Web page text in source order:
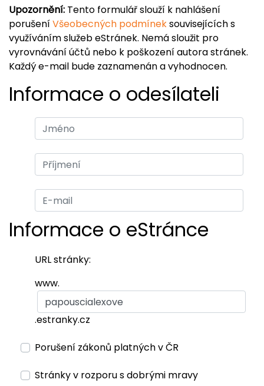
Upozornění: Tento formulář slouží k nahlášení
porušeníVšeobecných podmíneksouvisejících s
využíváním služeb eStránek. Nemá sloužit pro
vyrovnávání účtů nebo k poškození autora stránek.
Každý e-mail bude zaznamenán a vyhodnocen.
Informace o odesílateli
Informace o eStránce
URL stránky:
www.
.estranky.cz
Porušení zákonů platných v ČR
Stránky v rozporu s dobrými mravy